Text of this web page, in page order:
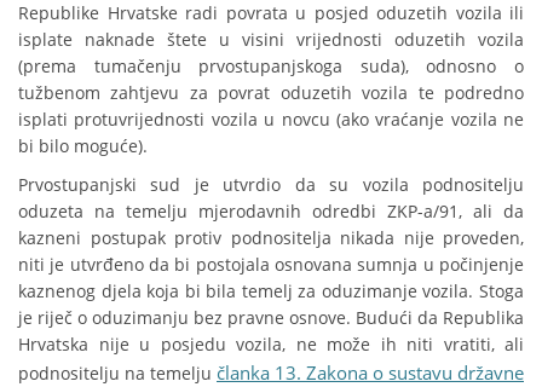
Republike Hrvatske radi povrata u posjed oduzetih vozila ili
isplate naknade štete u visini vrijednosti oduzetih vozila
(prema tumačenju prvostupanjskoga suda), odnosno o
tužbenom zahtjevu za povrat oduzetih vozila te podredno
isplati protuvrijednosti vozila u novcu (ako vraćanje vozila ne
bi bilo moguće).
Prvostupanjski sud je utvrdio da su vozila podnositelju
oduzeta na temelju mjerodavnih odredbi ZKP-a/91, ali da
kazneni postupak protiv podnositelja nikada nije proveden,
niti je utvrđeno da bi postojala osnovana sumnja u počinjenje
kaznenog djela koja bi bila temelj za oduzimanje vozila. Stoga
je riječ o oduzimanju bez pravne osnove. Budući da Republika
Hrvatska nije u posjedu vozila, ne može ih niti vratiti, ali
podnositelju na temelju članka 13. Zakona o sustavu državne